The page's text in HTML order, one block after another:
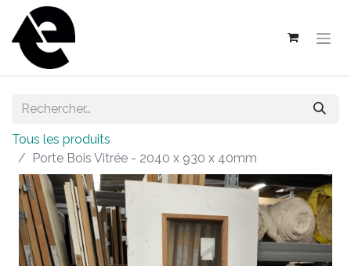
Tous les produits
Porte Bois Vitrée - 2040 x 930 x 40mm